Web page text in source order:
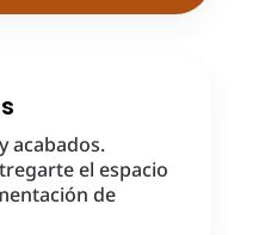
acabados.
el espacio
de